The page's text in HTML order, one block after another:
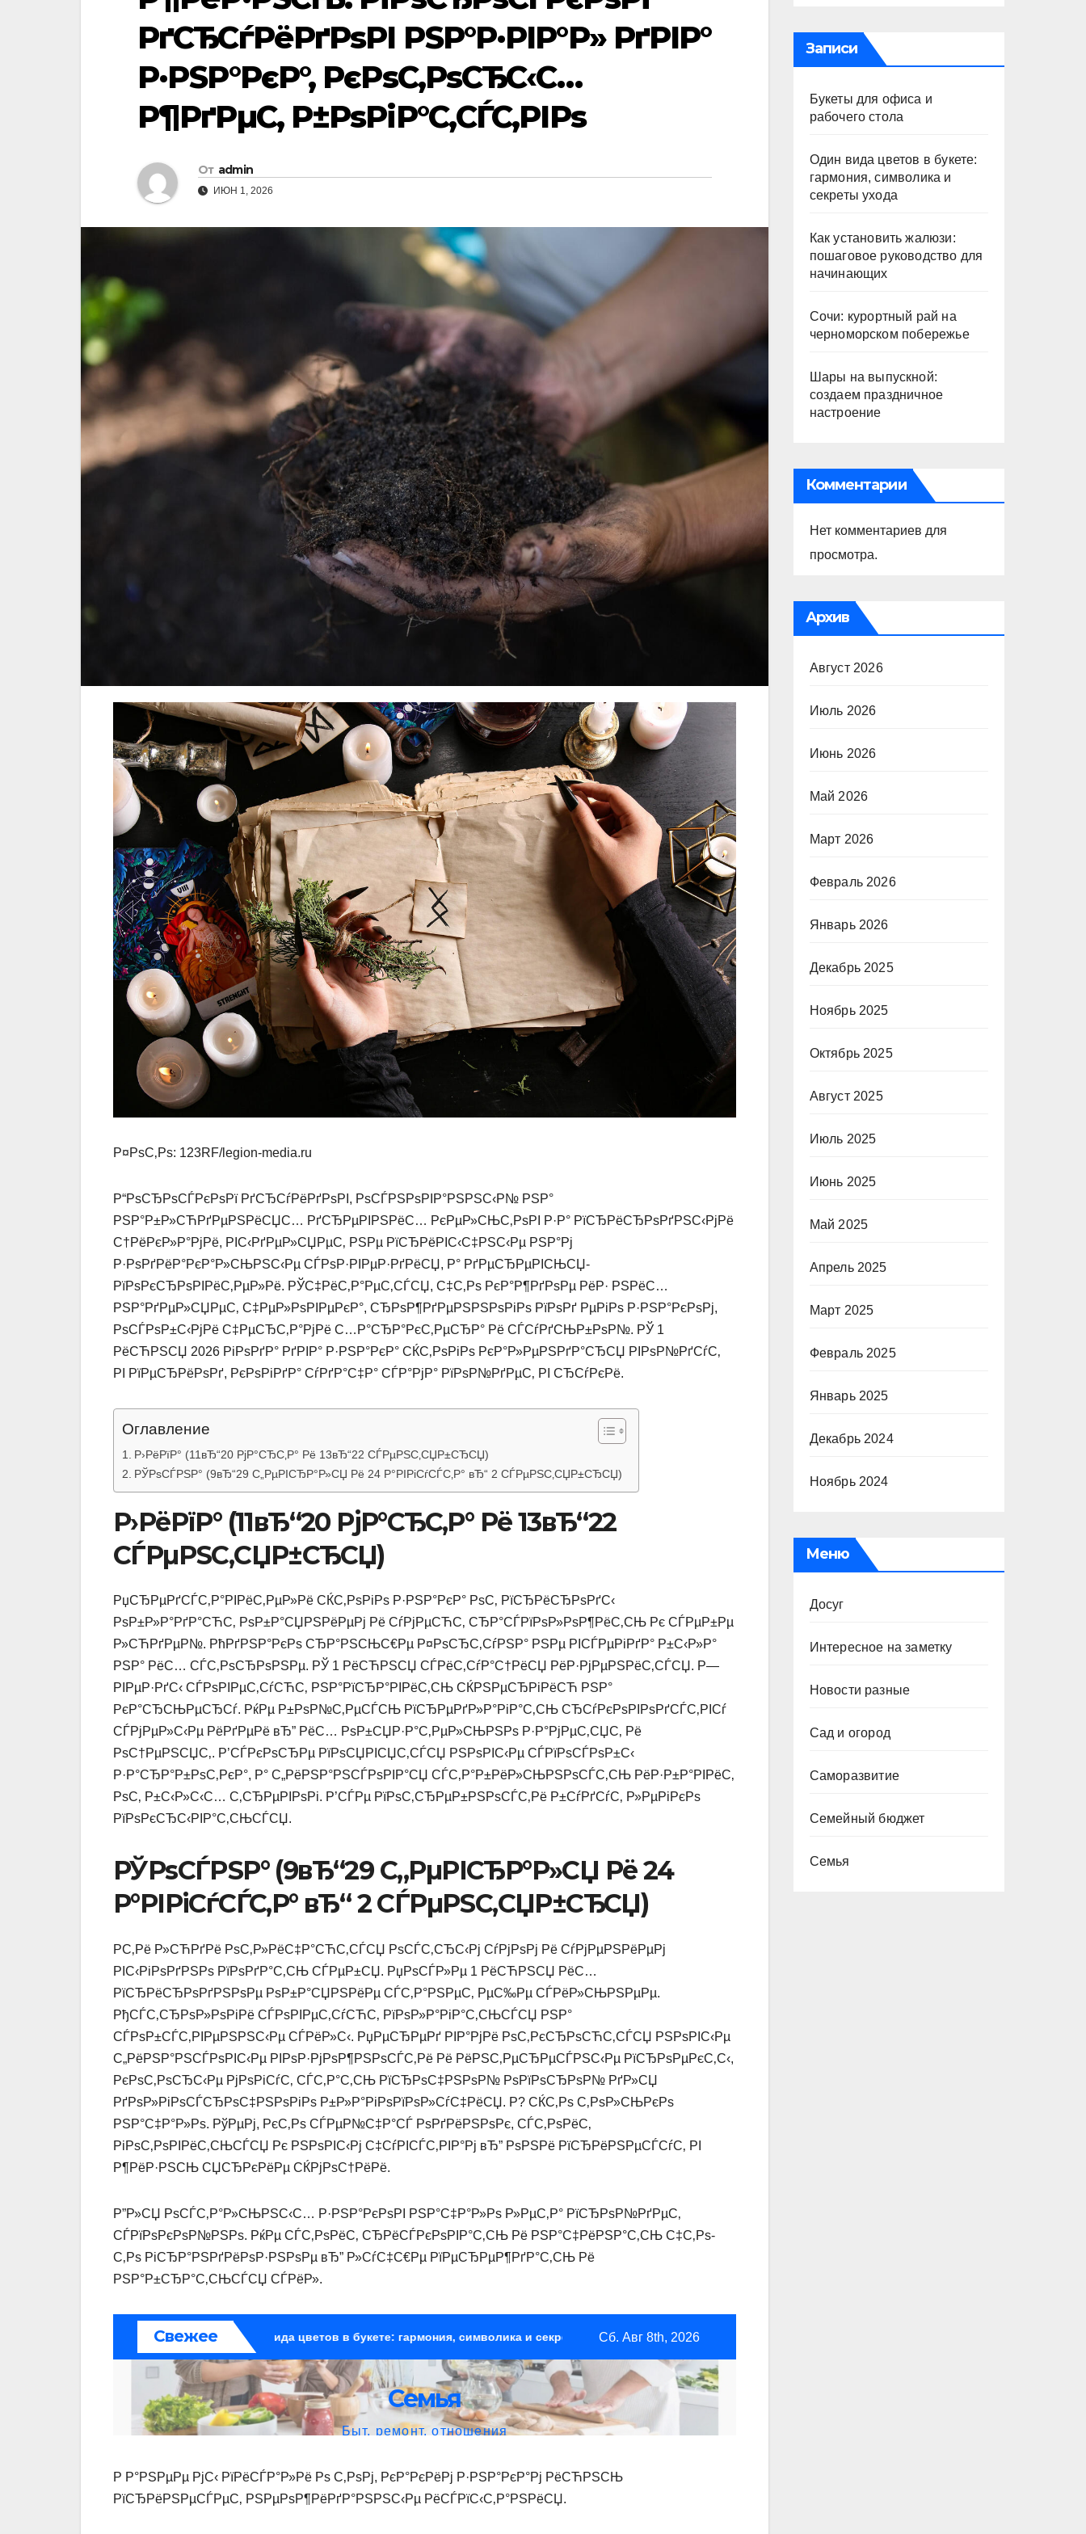
РґСЂСѓРёРґРѕРІ РЅР°Р·РІР°Р» РґРІР°
Р·РЅР°РєР°, РєРѕС‚РѕСЂС‹С…
Р¶РґРµС‚ Р±РѕРіР°С‚СЃС‚РІРѕ
От admin
ИЮН 1, 2026
Р¤РѕС‚Рѕ: 123RF/legion-media.ru
Р“РѕСЂРѕСЃРєРѕРї РґСЂСѓРёРґРѕРІ, РѕСЃРЅРѕРІР°РЅРЅС‹Р№ РЅР°
РЅР°Р±Р»СЋРґРµРЅРёСЏС… РґСЂРµРІРЅРёС… РєРµР»СЊС‚РѕРІ Р·Р° РїСЂРёСЂРѕРґРЅС‹РјРё
С†РёРєР»Р°РјРё, РІС‹РґРµР»СЏРµС‚ РЅРµ РїСЂРёРІС‹С‡РЅС‹Рµ РЅР°Рј
Р·РѕРґРёР°РєР°Р»СЊРЅС‹Рµ СЃРѕР·РІРµР·РґРёСЏ, Р° РґРµСЂРµРІСЊСЏ-
РїРѕРєСЂРѕРІРёС‚РµР»Рё. РЎС‡РёС‚Р°РµС‚СЃСЏ, С‡С‚Рѕ РєР°Р¶РґРѕРµ РёР· РЅРёС…
РЅР°РґРµР»СЏРµС‚ С‡РµР»РѕРІРµРєР°, СЂРѕР¶РґРµРЅРЅРѕРіРѕ РїРѕРґ РµРіРѕ Р·РЅР°РєРѕРј,
РѕСЃРѕР±С‹РјРё С‡РµСЂС‚Р°РјРё С…Р°СЂР°РєС‚РµСЂР° Рё СЃСѓРґСЊР±РѕР№. РЎ 1
РёСЋРЅСЏ 2026 РіРѕРґР° РґРІР° Р·РЅР°РєР° СЌС‚РѕРіРѕ РєР°Р»РµРЅРґР°СЂСЏ РІРѕР№РґСѓС‚
РІ РїРµСЂРёРѕРґ, РєРѕРіРґР° СѓРґР°С‡Р° СЃР°РјР° РїРѕР№РґРµС‚ РІ СЂСѓРєРё.
Оглавление
Р›РёРїР° (11вЂ“20 РјР°СЂС‚Р° Рё 13вЂ“22 СЃРµРЅС‚СЏР±СЂСЏ)
РЎРѕСЃРЅР° (9вЂ“29 С„РµРІСЂР°Р»СЏ Рё 24 Р°РІРіСѓСЃС‚Р° вЂ“ 2 СЃРµРЅС‚СЏР±СЂСЏ)
Р›РёРїР° (11вЂ“20 РјР°СЂС‚Р° Рё 13вЂ“22
СЃРµРЅС‚СЏР±СЂСЏ)
РџСЂРµРґСЃС‚Р°РІРёС‚РµР»Рё СЌС‚РѕРіРѕ Р·РЅР°РєР° РѕС‚ РїСЂРёСЂРѕРґС‹
РѕР±Р»Р°РґР°СЋС‚ РѕР±Р°СЏРЅРёРµРј Рё СѓРјРµСЋС‚ СЂР°СЃРїРѕР»РѕР¶РёС‚СЊ Рє СЃРµР±Рµ
Р»СЋРґРµР№. РћРґРЅР°РєРѕ СЂР°РЅСЊС€Рµ Р¤РѕСЂС‚СѓРЅР° РЅРµ РІСЃРµРіРґР° Р±С‹Р»Р°
РЅР° РёС… СЃС‚РѕСЂРѕРЅРµ. РЎ 1 РёСЋРЅСЏ СЃРёС‚СѓР°С†РёСЏ РёР·РјРµРЅРёС‚СЃСЏ. Р—
РІРµР·РґС‹ СЃРѕРІРµС‚СѓСЋС‚ РЅР°РїСЂР°РІРёС‚СЊ СЌРЅРµСЂРіРёСЋ РЅР°
РєР°СЂСЊРµСЂСѓ. РќРµ Р±РѕР№С‚РµСЃСЊ РїСЂРµРґР»Р°РіР°С‚СЊ СЂСѓРєРѕРІРѕРґСЃС‚РІСѓ
СЃРјРµР»С‹Рµ РёРґРµРё вЂ” РёС… РѕР±СЏР·Р°С‚РµР»СЊРЅРѕ Р·Р°РјРµС‚СЏС‚ Рё
РѕС†РµРЅСЏС‚. Р’СЃРєРѕСЂРµ РїРѕСЏРІСЏС‚СЃСЏ РЅРѕРІС‹Рµ СЃРїРѕСЃРѕР±С‹
Р·Р°СЂР°Р±РѕС‚РєР°, Р° С„РёРЅР°РЅСЃРѕРІР°СЏ СЃС‚Р°Р±РёР»СЊРЅРѕСЃС‚СЊ РёР·Р±Р°РІРёС‚
РѕС‚ Р±С‹Р»С‹С… С‚СЂРµРІРѕРі. Р’СЃРµ РїРѕС‚СЂРµР±РЅРѕСЃС‚Рё Р±СѓРґСѓС‚ Р»РµРіРєРѕ
РїРѕРєСЂС‹РІР°С‚СЊСЃСЏ.
РЎРѕСЃРЅР° (9вЂ“29 С„РµРІСЂР°Р»СЏ Рё 24
Р°РІРіСѓСЃС‚Р° вЂ“ 2 СЃРµРЅС‚СЏР±СЂСЏ)
Р­С‚Рё Р»СЋРґРё РѕС‚Р»РёС‡Р°СЋС‚СЃСЏ РѕСЃС‚СЂС‹Рј СѓРјРѕРј Рё СѓРјРµРЅРёРµРј
РІС‹РіРѕРґРЅРѕ РїРѕРґР°С‚СЊ СЃРµР±СЏ. РџРѕСЃР»Рµ 1 РёСЋРЅСЏ РёС…
РїСЂРёСЂРѕРґРЅРѕРµ РѕР±Р°СЏРЅРёРµ СЃС‚Р°РЅРµС‚ РµС‰Рµ СЃРёР»СЊРЅРµРµ.
РђСЃС‚СЂРѕР»РѕРіРё СЃРѕРІРµС‚СѓСЋС‚ РїРѕР»Р°РіР°С‚СЊСЃСЏ РЅР°
СЃРѕР±СЃС‚РІРµРЅРЅС‹Рµ СЃРёР»С‹. РџРµСЂРµРґ РІР°РјРё РѕС‚РєСЂРѕСЋС‚СЃСЏ РЅРѕРІС‹Рµ
С„РёРЅР°РЅСЃРѕРІС‹Рµ РІРѕР·РјРѕР¶РЅРѕСЃС‚Рё Рё РёРЅС‚РµСЂРµСЃРЅС‹Рµ РїСЂРѕРµРєС‚С‹,
РєРѕС‚РѕСЂС‹Рµ РјРѕРіСѓС‚ СЃС‚Р°С‚СЊ РїСЂРѕС‡РЅРѕР№ РѕРїРѕСЂРѕР№ РґР»СЏ
РґРѕР»РіРѕСЃСЂРѕС‡РЅРѕРіРѕ Р±Р»Р°РіРѕРїРѕР»СѓС‡РёСЏ. Р? СЌС‚Рѕ С‚РѕР»СЊРєРѕ
РЅР°С‡Р°Р»Рѕ. РўРµРј, РєС‚Рѕ СЃРµР№С‡Р°СЃ РѕРґРёРЅРѕРє, СЃС‚РѕРёС‚
РіРѕС‚РѕРІРёС‚СЊСЃСЏ Рє РЅРѕРІС‹Рј С‡СѓРІСЃС‚РІР°Рј вЂ” РѕРЅРё РїСЂРёРЅРµСЃСѓС‚ РІ
Р¶РёР·РЅСЊ СЏСЂРєРёРµ СЌРјРѕС†РёРё.
Р”Р»СЏ РѕСЃС‚Р°Р»СЊРЅС‹С… Р·РЅР°РєРѕРІ РЅР°С‡Р°Р»Рѕ Р»РµС‚Р° РїСЂРѕР№РґРµС‚
СЃРїРѕРєРѕР№РЅРѕ. РќРµ СЃС‚РѕРёС‚ СЂРёСЃРєРѕРІР°С‚СЊ Рё РЅР°С‡РёРЅР°С‚СЊ С‡С‚Рѕ-
С‚Рѕ РіСЂР°РЅРґРёРѕР·РЅРѕРµ вЂ” Р»СѓС‡С€Рµ РїРµСЂРµР¶РґР°С‚СЊ Рё
РЅР°Р±СЂР°С‚СЊСЃСЏ СЃРёР».
Р Р°РЅРµРµ РјС‹ РїРёСЃР°Р»Рё Рѕ С‚РѕРј, РєР°РєРёРј Р·РЅР°РєР°Рј РёСЋРЅСЊ
РїСЂРёРЅРµСЃРµС‚ РЅРµРѕР¶РёРґР°РЅРЅС‹Рµ РёСЃРїС‹С‚Р°РЅРёСЏ.
Записи
Букеты для офиса и
рабочего стола
Один вида цветов в букете:
гармония, символика и
секреты ухода
Как установить жалюзи:
пошаговое руководство для
начинающих
Сочи: курортный рай на
черноморском побережье
Шары на выпускной:
создаем праздничное
настроение
Комментарии
Нет комментариев для
просмотра.
Архив
Август 2026
Июль 2026
Июнь 2026
Май 2026
Март 2026
Февраль 2026
Январь 2026
Декабрь 2025
Ноябрь 2025
Октябрь 2025
Август 2025
Июль 2025
Июнь 2025
Май 2025
Апрель 2025
Март 2025
Февраль 2025
Январь 2025
Декабрь 2024
Ноябрь 2024
Меню
Досуг
Интересное на заметку
Новости разные
Сад и огород
Саморазвитие
Семейный бюджет
Семья